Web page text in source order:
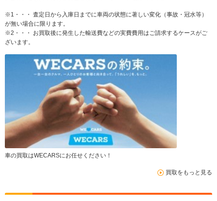
※1・・・ 査定日から入庫日までに車両の状態に著しい変化（事故・冠水等）
が無い場合に限ります。
※2・・・ お買取後に発生した輸送費などの実費費用はご請求するケースがご
ざいます。
車の買取はWECARSにお任せください！
買取をもっと見る